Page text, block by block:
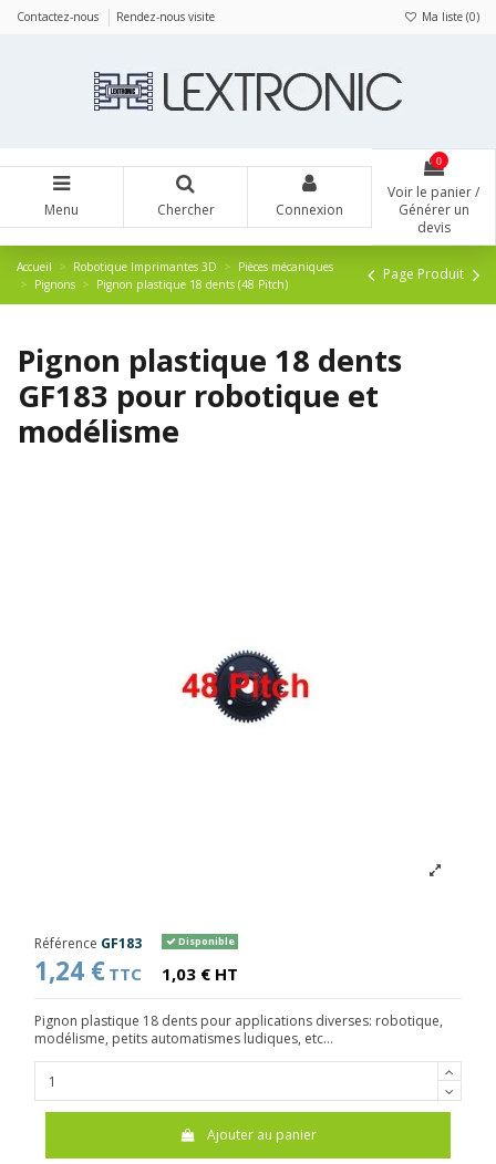
Contactez-nous Rendez-nous visite Ma liste (0)
Menu Chercher Connexion
0
Voir le panier /
Générer un
devis
Accueil Robotique Imprimantes 3D
Pièces mécaniques
Pignons
Pignon plastique 18 dents (48 Pitch)
Page Produit
Pignon plastique 18 dents
GF183 pour robotique et
modélisme
Référence GF183 Disponible
1,24 € TTC 1,03 € HT
Pignon plastique 18 dents pour applications diverses: robotique,
modélisme, petits automatismes ludiques, etc...
Ajouter au panier
Panneau de gestion des cookies